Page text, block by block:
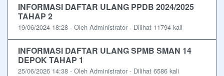
INFORMASI DAFTAR ULANG PPDB 2024/2025
TAHAP 2
19/06/2024 18:28 - Oleh Administrator - Dilihat 11794 kali
INFORMASI DAFTAR ULANG SPMB SMAN 14
DEPOK TAHAP 1
25/06/2026 14:38 - Oleh Administrator - Dilihat 6586 kali